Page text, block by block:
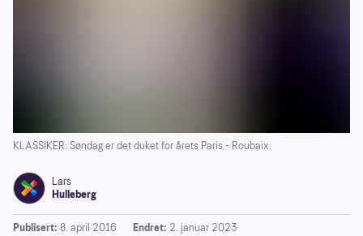
KLASSIKER: Søndag er det duket for årets Paris - Roubaix.
Lars
Hulleberg
Publisert: 8. april 2016 Endret: 2. januar 2023